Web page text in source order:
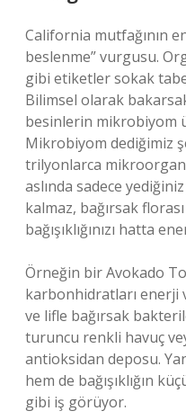
California mutfağının
beslenme” vurgusu.
gibi etiketler sokak
Bilimsel olarak
besinlerin mikrobiyom
Mikrobiyom dediğimiz
trilyonlarca
aslında sadece
kalmaz, bağırsak
bağışıklığınızı hatta
Örneğin bir Avokado
karbonhidratları enerji
ve lifle bağırsak
turuncu renkli havuç
antioksidan deposu.
hem de bağışıklığın
gibi iş görüyor.